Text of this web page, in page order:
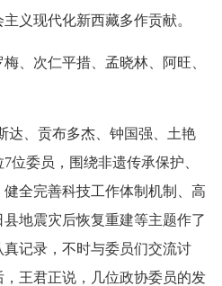
义现代化新西藏多作贡献。
、次仁平措、孟晓林、阿旺、
达、贡布多杰、钟国强、土艳
位委员，围绕非遗传承保护、
全完善科技工作体制机制、高
地震灾后恢复重建等主题作了
记录，不时与委员们交流讨
王君正说，几位政协委员的发